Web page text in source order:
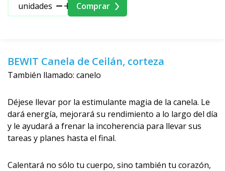
unidades
Comprar
BEWIT Canela de Ceilán, corteza
También llamado: canelo
Déjese llevar por la estimulante magia de la canela. Le
dará energía, mejorará su rendimiento a lo largo del día
y le ayudará a frenar la incoherencia para llevar sus
tareas y planes hasta el final.
Calentará no sólo tu cuerpo, sino también tu corazón,